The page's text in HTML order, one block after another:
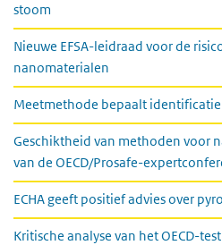
stoom
Nieuwe EFSA-leidraad voor de
nanomaterialen
Meetmethode bepaalt
Geschiktheid van methoden voor
van de OECD/Prosafe-
ECHA geeft positief advies over
Kritische analyse van het OECD-